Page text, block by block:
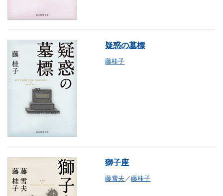
疑惑の墓標
藤桂子
獅子座
藤雪夫／藤桂子